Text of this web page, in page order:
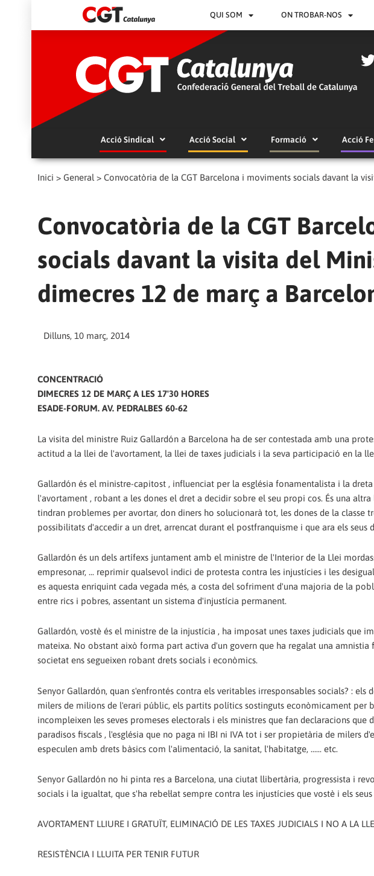
QUI SOM ON TROBAR-NOS
Acció Sindical Acció Social Formació Acció
Inici > General > Convocatòria de la CGT Barcelona i moviments socials davant la
Convocatòria de la CGT
socials davant la visita del
dimecres 12 de març a
Dilluns, 10 març, 2014
CONCENTRACIÓ
DIMECRES 12 DE MARÇ A LES 17'30 HORES
ESADE-FORUM. AV. PEDRALBES 60-62
La visita del ministre Ruiz Gallardón a Barcelona ha de ser contestada amb una
actitud a la llei de l'avortament, la llei de taxes judicials i la seva participació en la
Gallardón és el ministre-capitost , influenciat per la església fonamentalista i la
l'avortament , robant a les dones el dret a decidir sobre el seu propi cos. És una
tindran problemes per avortar, don diners ho solucionarà tot, les dones de la classe
possibilitats d'accedir a un dret, arrencat durant el postfranquisme i que ara els seus
Gallardón és un dels artífexs juntament amb el ministre de l'Interior de la Llei
empresonar, ... reprimir qualsevol indici de protesta contra les injustícies i les
es aquesta enriquint cada vegada més, a costa del sofriment d'una majoria de la
entre rics i pobres, assentant un sistema d'injustícia permanent.
Gallardón, vostè és el ministre de la injustícia , ha imposat unes taxes judicials que
mateixa. No obstant això forma part activa d'un govern que ha regalat una amnistia
societat ens segueixen robant drets socials i econòmics.
Senyor Gallardón, quan s'enfrontés contra els veritables irresponsables socials? :
milers de milions de l'erari públic, els partits polítics sostinguts econòmicament per
incompleixen les seves promeses electorals i els ministres que fan declaracions que
paradisos fiscals , l'església que no paga ni IBI ni IVA tot i ser propietària de milers
especulen amb drets bàsics com l'alimentació, la sanitat, l'habitatge, ...... etc.
Senyor Gallardón no hi pinta res a Barcelona, ​​una ciutat llibertària, progressista i
socials i la igualtat, que s'ha rebel·lat sempre contra les injustícies que vostè i els
AVORTAMENT LLIURE I GRATUÏT, ELIMINACIÓ DE LES TAXES JUDICIALS I NO A LA
RESISTÈNCIA I LLUITA PER TENIR FUTUR